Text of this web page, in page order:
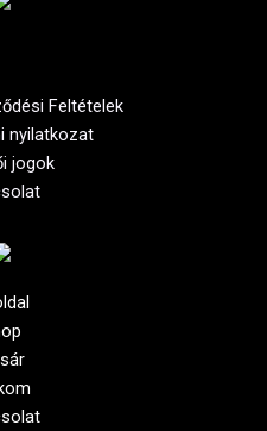
Feltételek
nyilatkozat
jogok